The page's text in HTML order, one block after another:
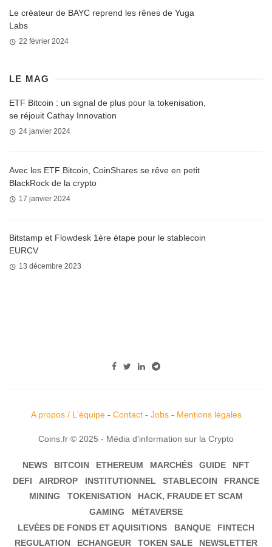
Le créateur de BAYC reprend les rênes de Yuga
Labs
22 février 2024
LE MAG
ETF Bitcoin : un signal de plus pour la tokenisation,
se réjouit Cathay Innovation
24 janvier 2024
Avec les ETF Bitcoin, CoinShares se rêve en petit
BlackRock de la crypto
17 janvier 2024
Bitstamp et Flowdesk 1ère étape pour le stablecoin
EURCV
13 décembre 2023
A propos / L'équipe- Contact- Jobs- Mentions légales
Coins.fr © 2025 - Média d'information sur la Crypto
NEWS BITCOIN ETHEREUM MARCHÉS GUIDE
NFT
DEFI
AIRDROP INSTITUTIONNEL STABLECOIN
FRANCE
MINING
TOKENISATION
HACK, FRAUDE ET SCAM
GAMING
MÉTAVERSE
LEVÉES DE FONDS ET AQUISITIONS
BANQUE
FINTECH
REGULATION
ECHANGEUR TOKEN SALE NEWSLETTER